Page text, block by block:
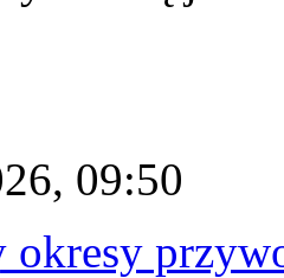
09:50
okresy